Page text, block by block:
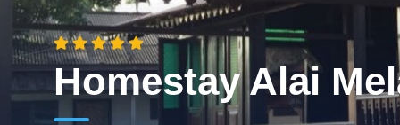
Homestay Alai